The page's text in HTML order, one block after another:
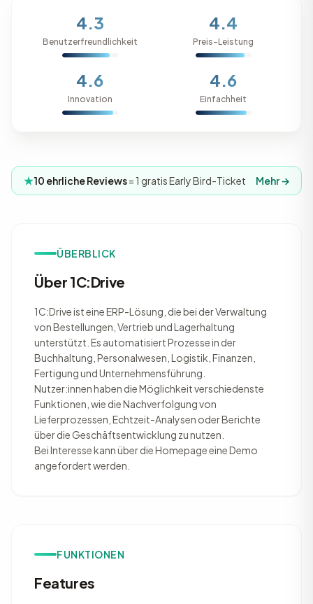
4.3
Benutzerfreundlichkeit
4.4
Preis-Leistung
4.6
Innovation
4.6
Einfachheit
10 ehrliche Reviews= 1 gratis Early Bird-Ticket Mehr →
ÜBERBLICK
Über 1C:Drive
1C:Drive ist eine ERP-Lösung, die bei der Verwaltung
von Bestellungen, Vertrieb und Lagerhaltung
unterstützt. Es automatisiert Prozesse in der
Buchhaltung, Personalwesen, Logistik, Finanzen,
Fertigung und Unternehmensführung.
Nutzer:innen haben die Möglichkeit verschiedenste
Funktionen, wie die Nachverfolgung von
Lieferprozessen, Echtzeit-Analysen oder Berichte
über die Geschäftsentwicklung zu nutzen.
Bei Interesse kann über die Homepage eine Demo
angefordert werden.
FUNKTIONEN
Features